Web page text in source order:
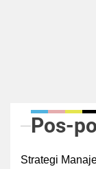
Pos-
Strategi